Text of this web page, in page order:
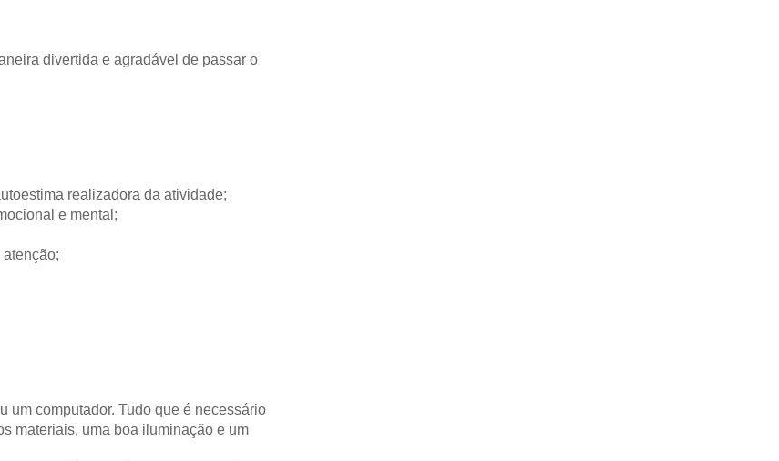
divertida e agradável de passar o
realizadora da atividade;
e mental;
um computador. Tudo que é necessário
materiais, uma boa iluminação e um